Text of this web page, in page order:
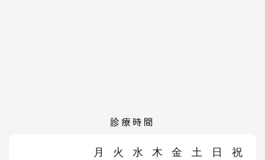
診療時間
月 火 水 木 金 土 日 祝